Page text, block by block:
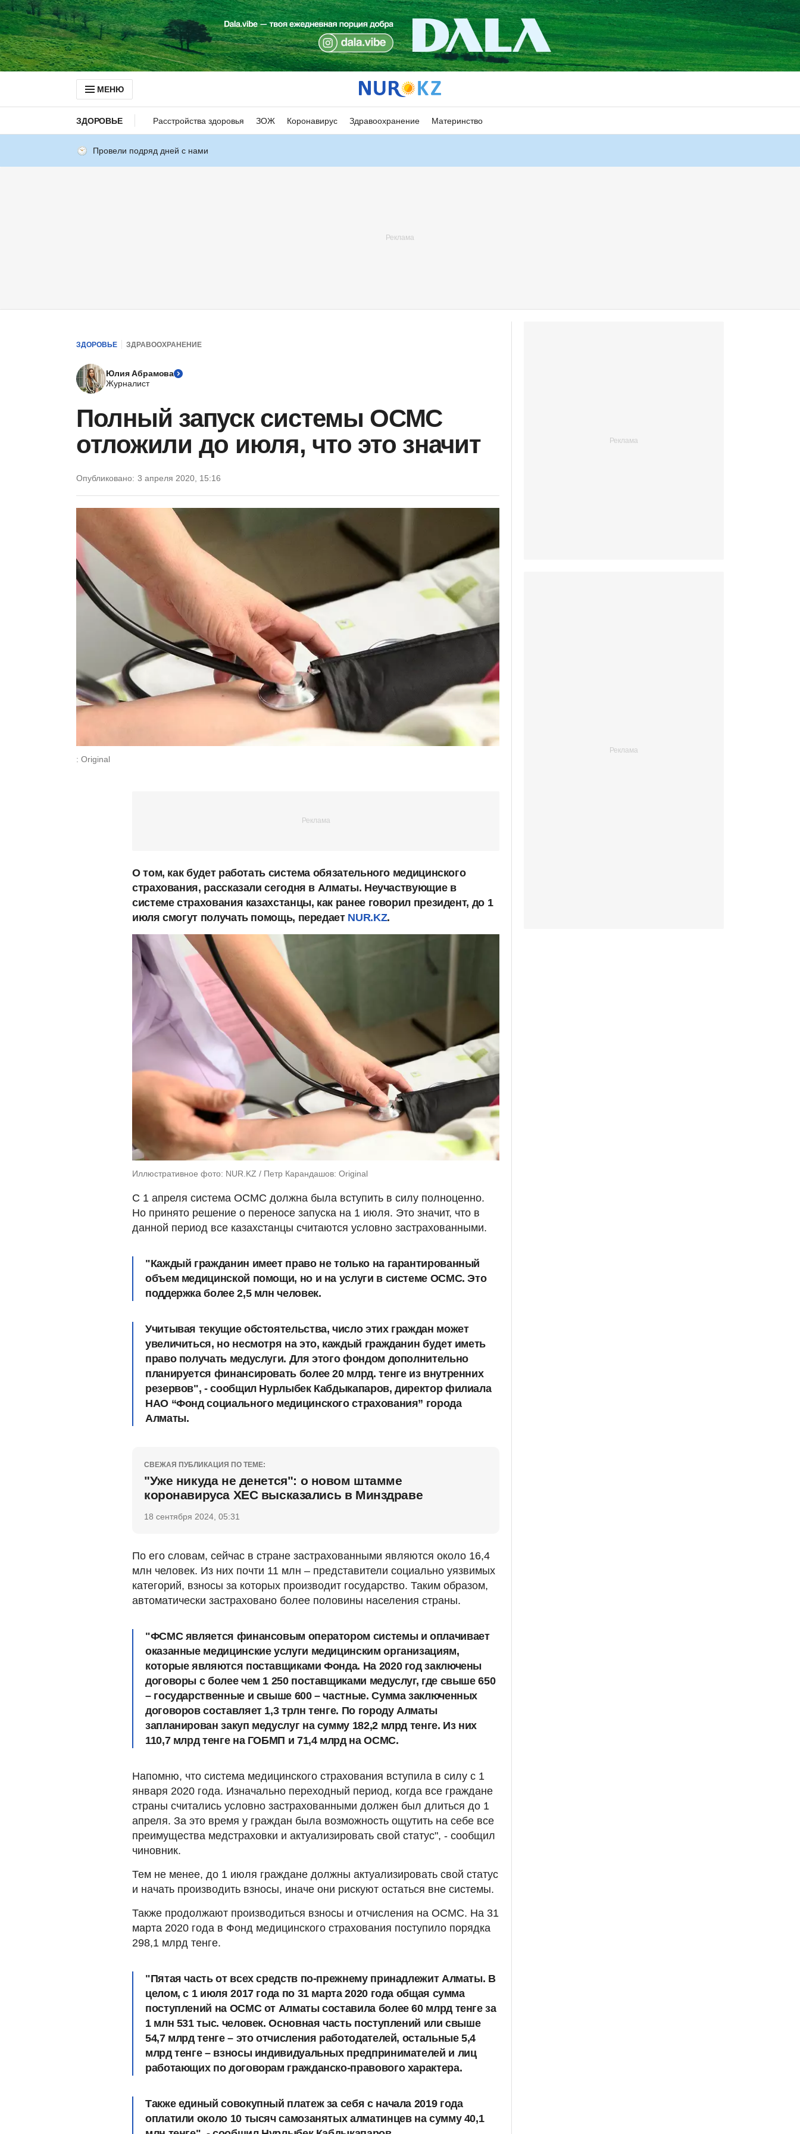
МЕНЮ
ЗДОРОВЬЕ Расстройства здоровья ЗОЖ Коронавирус Здравоохранение Материнство
Провели подряд дней с нами
ЗДОРОВЬЕ ЗДРАВООХРАНЕНИЕ
Юлия Абрамова
Журналист
Полный запуск системы ОСМС
отложили до июля, что это значит
Опубликовано: 3 апреля 2020, 15:16
: Original
О том, как будет работать система обязательного медицинского
страхования, рассказали сегодня в Алматы. Неучаствующие в
системе страхования казахстанцы, как ранее говорил президент, до 1
июля смогут получать помощь, передает NUR.KZ.
Иллюстративное фото: NUR.KZ / Петр Карандашов: Original
С 1 апреля система ОСМС должна была вступить в силу полноценно.
Но принято решение о переносе запуска на 1 июля. Это значит, что в
данной период все казахстанцы считаются условно застрахованными.
"Каждый гражданин имеет право не только на гарантированный
объем медицинской помощи, но и на услуги в системе ОСМС. Это
поддержка более 2,5 млн человек.
Учитывая текущие обстоятельства, число этих граждан может
увеличиться, но несмотря на это, каждый гражданин будет иметь
право получать медуслуги. Для этого фондом дополнительно
планируется финансировать более 20 млрд. тенге из внутренних
резервов", - сообщил Нурлыбек Кабдыкапаров, директор филиала
НАО “Фонд социального медицинского страхования” города
Алматы.
СВЕЖАЯ ПУБЛИКАЦИЯ ПО ТЕМЕ:
"Уже никуда не денется": о новом штамме
коронавируса ХЕС высказались в Минздраве
18 сентября 2024, 05:31
По его словам, сейчас в стране застрахованными являются около 16,4
млн человек. Из них почти 11 млн – представители социально уязвимых
категорий, взносы за которых производит государство. Таким образом,
автоматически застраховано более половины населения страны.
"ФСМС является финансовым оператором системы и оплачивает
оказанные медицинские услуги медицинским организациям,
которые являются поставщиками Фонда. На 2020 год заключены
договоры с более чем 1 250 поставщиками медуслуг, где свыше 650
– государственные и свыше 600 – частные. Сумма заключенных
договоров составляет 1,3 трлн тенге. По городу Алматы
запланирован закуп медуслуг на сумму 182,2млрд тенге. Из них
110,7млрд тенге на ГОБМП и 71,4млрд на ОСМС.
Напомню, что система медицинского страхования вступила в силу с 1
января 2020 года. Изначально переходный период, когда все граждане
страны считались условно застрахованными должен был длиться до 1
апреля. За это время у граждан была возможность ощутить на себе все
преимущества медстраховки и актуализировать свой статус", - сообщил
чиновник.
Тем не менее, до 1 июля граждане должны актуализировать свой статус
и начать производить взносы, иначе они рискуют остаться вне системы.
Также продолжают производиться взносы и отчисления на ОСМС. На 31
марта 2020 года в Фонд медицинского страхования поступило порядка
298,1 млрд тенге.
"Пятая часть от всех средств по-прежнему принадлежит Алматы. В
целом, с 1 июля 2017 года по 31 марта 2020 года общая сумма
поступлений на ОСМС от Алматы составила более 60 млрд тенге за
1 млн 531 тыс. человек. Основная часть поступлений или свыше
54,7 млрд тенге – это отчисления работодателей, остальные 5,4
млрд тенге – взносы индивидуальных предпринимателей и лиц
работающих по договорам гражданско-правового характера.
Также единый совокупный платеж за себя с начала 2019 года
оплатили около 10 тысяч самозанятых алматинцев на сумму 40,1